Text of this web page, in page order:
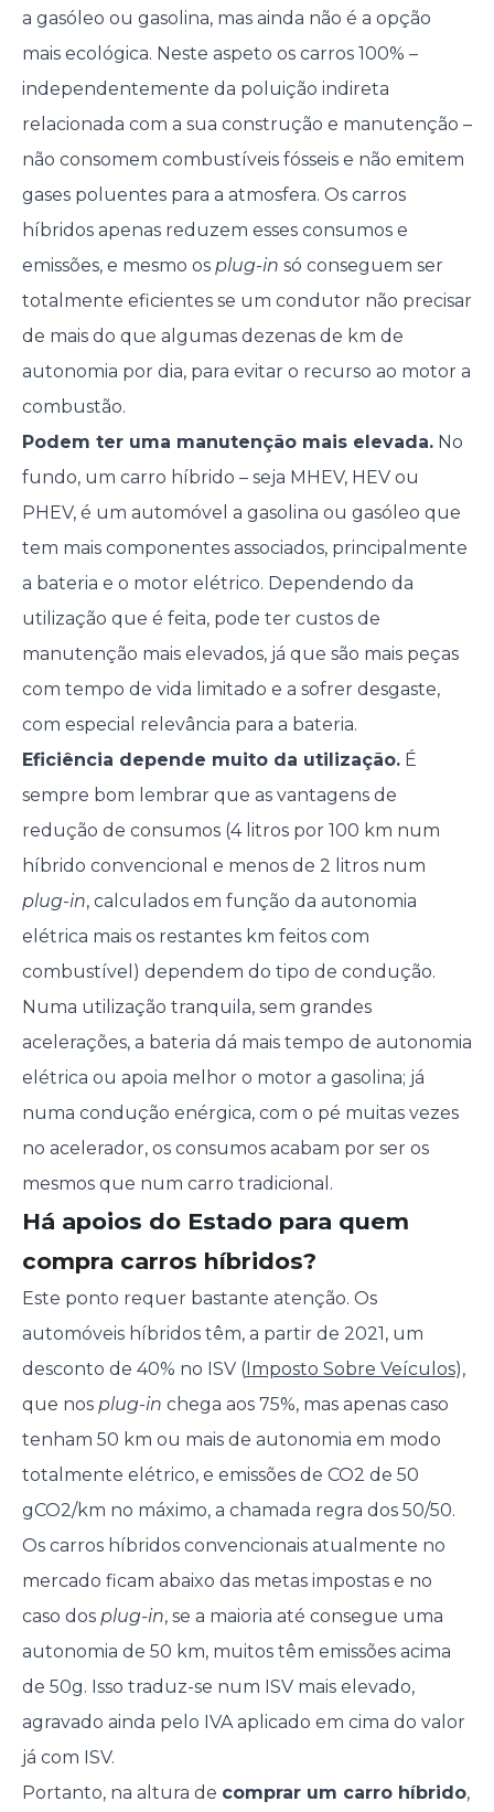
a gasóleo ou gasolina, mas ainda não é a opção
mais ecológica. Neste aspeto os carros 100% –
independentemente da poluição indireta
relacionada com a sua construção e manutenção –
não consomem combustíveis fósseis e não emitem
gases poluentes para a atmosfera. Os carros
híbridos apenas reduzem esses consumos e
emissões, e mesmo os plug-in só conseguem ser
totalmente eficientes se um condutor não precisar
de mais do que algumas dezenas de km de
autonomia por dia, para evitar o recurso ao motor a
combustão.
Podem ter uma manutenção mais elevada.No
fundo, um carro híbrido – seja MHEV, HEV ou
PHEV, é um automóvel a gasolina ou gasóleo que
tem mais componentes associados, principalmente
a bateria e o motor elétrico. Dependendo da
utilização que é feita, pode ter custos de
manutenção mais elevados, já que são mais peças
com tempo de vida limitado e a sofrer desgaste,
com especial relevância para a bateria.
Eficiência depende muito da utilização.É
sempre bom lembrar que as vantagens de
redução de consumos (4 litros por 100 km num
híbrido convencional e menos de 2 litros num
plug-in, calculados em função da autonomia
elétrica mais os restantes km feitos com
combustível) dependem do tipo de condução.
Numa utilização tranquila, sem grandes
acelerações, a bateria dá mais tempo de autonomia
elétrica ou apoia melhor o motor a gasolina; já
numa condução enérgica, com o pé muitas vezes
no acelerador, os consumos acabam por ser os
mesmos que num carro tradicional.
Há apoios do Estado para quem
compra carros híbridos?
Este ponto requer bastante atenção. Os
automóveis híbridos têm, a partir de 2021, um
desconto de 40% no ISV (Imposto Sobre Veículos),
que nos plug-in chega aos 75%, mas apenas caso
tenham 50 km ou mais de autonomia em modo
totalmente elétrico, e emissões de CO2 de 50
gCO2/km no máximo, a chamada regra dos 50/50.
Os carros híbridos convencionais atualmente no
mercado ficam abaixo das metas impostas e no
caso dos plug-in, se a maioria até consegue uma
autonomia de 50 km, muitos têm emissões acima
de 50g. Isso traduz-se num ISV mais elevado,
agravado ainda pelo IVA aplicado em cima do valor
já com ISV.
Portanto, na altura de comprar um carro híbrido,